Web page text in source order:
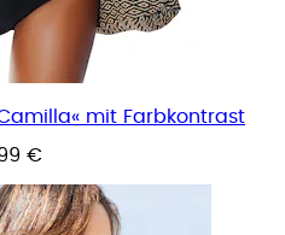
mit Farbkontrast
€